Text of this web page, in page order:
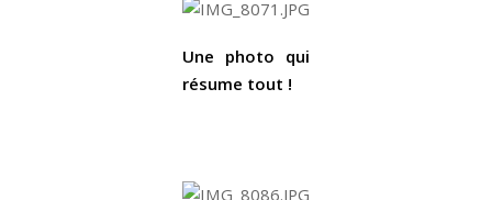
Une photo qui
résume tout !